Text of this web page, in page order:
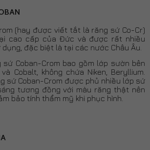
(hay được viết tắt là răng sứ Co-Cr)
cao cấp của Đức và được rất nhiều
đặc biệt là tại các nước Châu Âu.
Coban-Crom bao gồm lớp sườn bên
Cobalt, không chứa Niken, Beryllium.
sứ Coban-Crom được phủ nhiều lớp sứ
tương đồng với màu răng thật nên
bảo tính thẩm mỹ khi phục hình.